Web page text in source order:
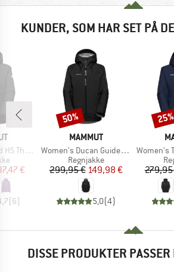
KUNDER, SOM HAR SET PÅ
Jacket
pris
€
(6)
MÆRKE
MAMMUT
Artikel
Women's Ducan Guide Hardshell Hooded Jacket
Produktgruppe
Regnjakke
Pris
299,95 €Nedsat pris
149,98 €
5,0(4)
Rabat
50%
Artikel
Women's Treeline
Rabat
25%
DISSE PRODUKTER